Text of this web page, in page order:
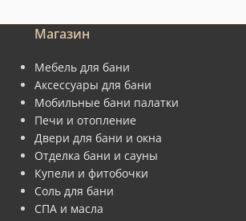
Магазин
Мебель для бани
Аксессуары для бани
Мобильные бани палатки
Печи и отопление
Двери для бани и окна
Отделка бани и сауны
Купели и фитобочки
Соль для бани
СПА и масла